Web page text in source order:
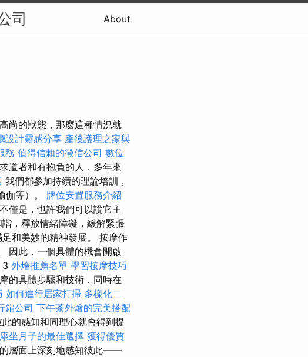
司 About
尚的狀態，那麼這種情況就
設計靈感分享 產後護理之家與
務 值得信賴的徵信公司 數位
道者和有抱負的人，多年來
我們都參加持續的理論培訓，
伽等）。 牌位安置服務介紹
僅是，也許我們可以說它主
，釋放情緒障礙，緩解緊張
和美妙的精神發展。 按摩作
因此，一個具體的機會開啟
3 外燴推薦名單 學習按摩技巧
的具體步驟和技術，同時在
如何進行居家打掃 多樣化二
銷公司 下午茶外燴的完美搭配
的感知和同理心就會得到提
坐月子的最佳選擇 獲得優質
的層面上深刻地感知彼此——